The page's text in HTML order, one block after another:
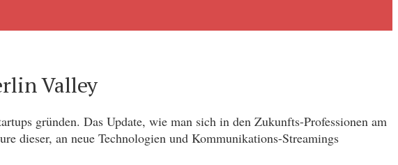
Valley
gründen. Das Update, wie man sich in den Zukunfts-Professionen am
dieser, an neue Technologien und Kommunikations-Streamings